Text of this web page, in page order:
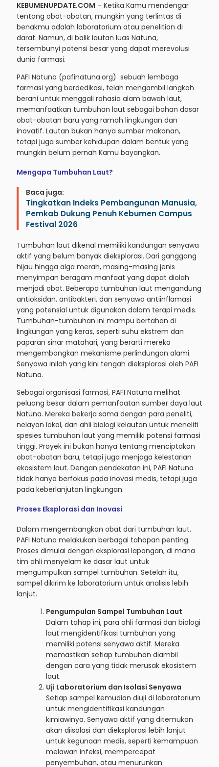
KEBUMENUPDATE.COM – Ketika Kamu mendengar
tentang obat-obatan, mungkin yang terlintas di
benakmu adalah laboratorium atau penelitian di
darat. Namun, di balik lautan luas Natuna,
tersembunyi potensi besar yang dapat merevolusi
dunia farmasi.
PAFI Natuna (pafinatuna.org) sebuah lembaga
farmasi yang berdedikasi, telah mengambil langkah
berani untuk menggali rahasia alam bawah laut,
memanfaatkan tumbuhan laut sebagai bahan dasar
obat-obatan baru yang ramah lingkungan dan
inovatif. Lautan bukan hanya sumber makanan,
tetapi juga sumber kehidupan dalam bentuk yang
mungkin belum pernah Kamu bayangkan.
Mengapa Tumbuhan Laut?
Baca juga:
Tingkatkan Indeks Pembangunan Manusia,
Pemkab Dukung Penuh Kebumen Campus
Festival 2026
Tumbuhan laut dikenal memiliki kandungan senyawa
aktif yang belum banyak dieksplorasi. Dari ganggang
hijau hingga alga merah, masing-masing jenis
menyimpan beragam manfaat yang dapat diolah
menjadi obat. Beberapa tumbuhan laut mengandung
antioksidan, antibakteri, dan senyawa antiinflamasi
yang potensial untuk digunakan dalam terapi medis.
Tumbuhan-tumbuhan ini mampu bertahan di
lingkungan yang keras, seperti suhu ekstrem dan
paparan sinar matahari, yang berarti mereka
mengembangkan mekanisme perlindungan alami.
Senyawa inilah yang kini tengah dieksplorasi oleh PAFI
Natuna.
Sebagai organisasi farmasi, PAFI Natuna melihat
peluang besar dalam pemanfaatan sumber daya laut
Natuna. Mereka bekerja sama dengan para peneliti,
nelayan lokal, dan ahli biologi kelautan untuk meneliti
spesies tumbuhan laut yang memiliki potensi farmasi
tinggi. Proyek ini bukan hanya tentang menciptakan
obat-obatan baru, tetapi juga menjaga kelestarian
ekosistem laut. Dengan pendekatan ini, PAFI Natuna
tidak hanya berfokus pada inovasi medis, tetapi juga
pada keberlanjutan lingkungan.
Proses Eksplorasi dan Inovasi
Dalam mengembangkan obat dari tumbuhan laut,
PAFI Natuna melakukan berbagai tahapan penting.
Proses dimulai dengan eksplorasi lapangan, di mana
tim ahli menyelam ke dasar laut untuk
mengumpulkan sampel tumbuhan. Setelah itu,
sampel dikirim ke laboratorium untuk analisis lebih
lanjut.
Pengumpulan Sampel Tumbuhan Laut
Dalam tahap ini, para ahli farmasi dan biologi
laut mengidentifikasi tumbuhan yang
memiliki potensi senyawa aktif. Mereka
memastikan setiap tumbuhan diambil
dengan cara yang tidak merusak ekosistem
laut.
Uji Laboratorium dan Isolasi Senyawa
Setiap sampel kemudian diuji di laboratorium
untuk mengidentifikasi kandungan
kimiawinya. Senyawa aktif yang ditemukan
akan diisolasi dan dieksplorasi lebih lanjut
untuk kegunaan medis, seperti kemampuan
melawan infeksi, mempercepat
penyembuhan, atau menurunkan